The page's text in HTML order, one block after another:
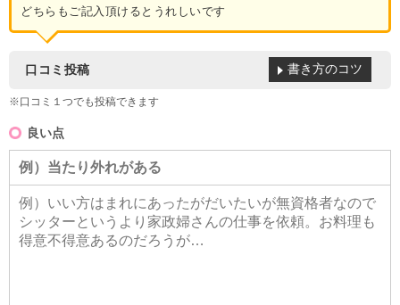
どちらもご記入頂けるとうれしいです
口コミ投稿
※口コミ１つでも投稿できます
書き方のコツ
良い点